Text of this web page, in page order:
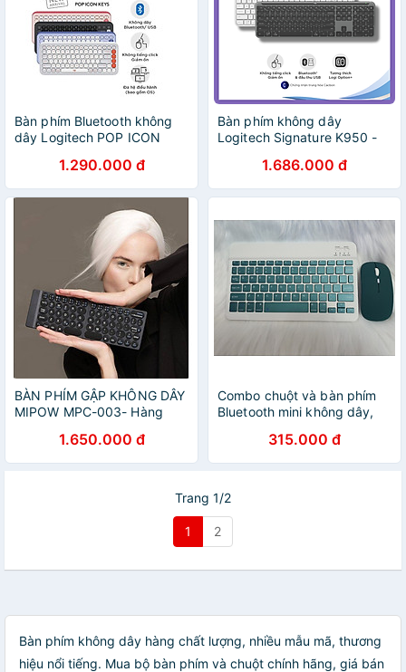
Bàn phím Bluetooth không
dây Logitech POP ICON
1.290.000 đ
Bàn phím không dây
Logitech Signature K950 -
1.686.000 đ
BÀN PHÍM GẬP KHÔNG DÂY
MIPOW MPC-003- Hàng
1.650.000 đ
Combo chuột và bàn phím
Bluetooth mini không dây,
máy tính bảng, điện thoại -
Hàng chính hãng
315.000 đ
Trang 1/2
1 2
Bàn phím không dây hàng chất lượng, nhiều mẫu mã, thương
hiệu nổi tiếng. Mua bộ bàn phím và chuột chính hãng, giá bán